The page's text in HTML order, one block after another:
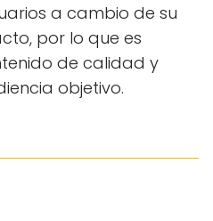
a cambio de su
por lo que es
de calidad y
objetivo.